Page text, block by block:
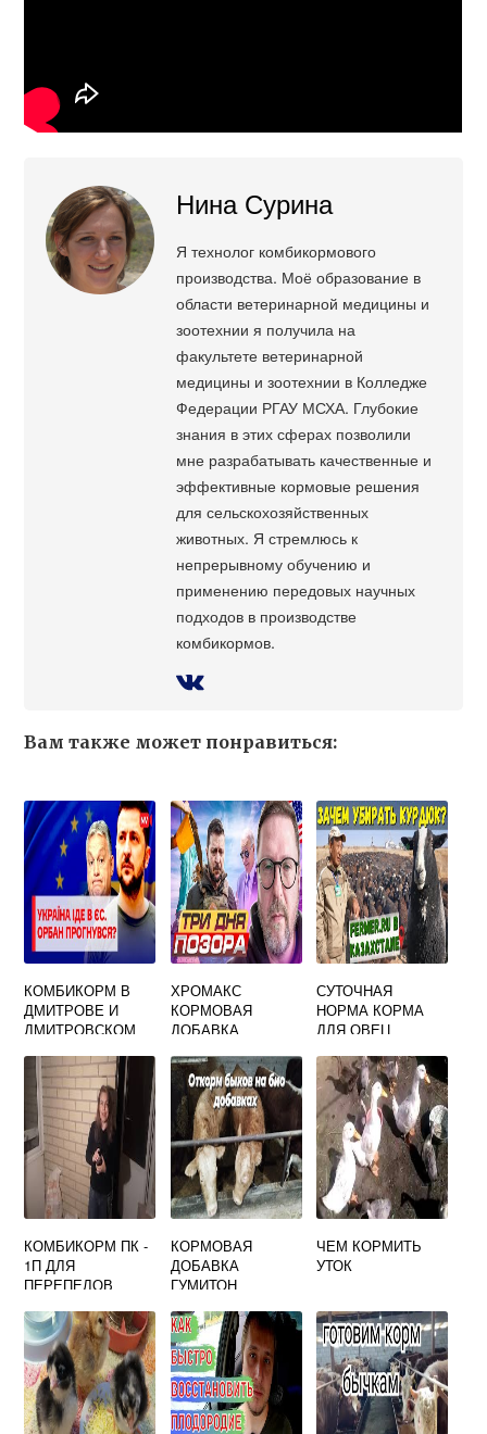
Нина Сурина
Я технолог комбикормового
производства. Моё образование в
области ветеринарной медицины и
зоотехнии я получила на
факультете ветеринарной
медицины и зоотехнии в Колледже
Федерации РГАУ МСХА. Глубокие
знания в этих сферах позволили
мне разрабатывать качественные и
эффективные кормовые решения
для сельскохозяйственных
животных. Я стремлюсь к
непрерывному обучению и
применению передовых научных
подходов в производстве
комбикормов.
Вам также может понравиться:
КОМБИКОРМ В
ДМИТРОВЕ И
ДМИТРОВСКОМ
ХРОМАКС
КОРМОВАЯ
ДОБАВКА
СУТОЧНАЯ
НОРМА КОРМА
ДЛЯ ОВЕЦ
КОМБИКОРМ ПК -
1П ДЛЯ
ПЕРЕПЕЛОВ
КОРМОВАЯ
ДОБАВКА
ГУМИТОН
ЧЕМ КОРМИТЬ
УТОК